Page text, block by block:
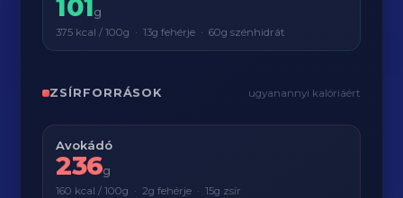
101g
375 kcal / 100g · 13g fehérje · 60g szénhidrát
ZSÍRFORRÁSOK ugyanannyi kalóriáért
Avokádó
236g
160 kcal / 100g · 2g fehérje · 15g zsír